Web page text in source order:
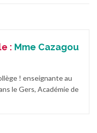
: Mme Cazagou
! enseignante au
le Gers, Académie de